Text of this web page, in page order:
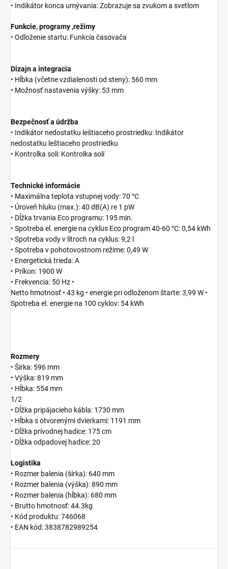
• Indikátor konca umývania: Zobrazuje sa zvukom a svetlom
Funkcie, programy ,režimy
• Odloženie startu: Funkcia časovača
Dizajn a integracia
• Hĺbka (včetne vzdialenosti od steny): 560 mm
• Možnosť nastavenia výšky: 53 mm
Bezpečnosť a údržba
• Indikátor nedostatku leštiaceho prostriedku: Indikátor
nedostatku leštiaceho prostriedku
• Kontrolka soli: Kontrolka soli
Technické informácie
• Maximálna teplota vstupnej vody: 70 °C
• Úroveň hluku (max.): 40 dB(A) re 1 pW
• Dĺžka trvania Eco programu: 195 min.
• Spotreba el. energie na cyklus Eco program 40-60 °C: 0,54 kWh
• Spotreba vody v litroch na cyklus: 9,2 l
• Spotreba v pohotovostnom režime: 0,49 W
• Energetická trieda: A
• Príkon: 1900 W
• Frekvencia: 50 Hz •
Netto hmotnosť • 43 kg • energie pri odloženom štarte: 3,99 W •
Spotreba el. energie na 100 cyklov: 54 kWh
Rozmery
• Šírka: 596 mm
• Výška: 819 mm
• Hĺbka: 554 mm
1/2
• Dĺžka pripájacieho kábla: 1730 mm
• Hĺbka s otvorenými dvierkami: 1191 mm
• Dĺžka prívodnej hadice: 175 cm
• Dĺžka odpadovej hadice: 20
Logistika
• Rozmer balenia (šírka): 640 mm
• Rozmer balenia (výška): 890 mm
• Rozmer balenia (hĺbka): 680 mm
• Brutto hmotnosť: 44.3kg
• Kód produktu: 746068
• EAN kód: 3838782989254